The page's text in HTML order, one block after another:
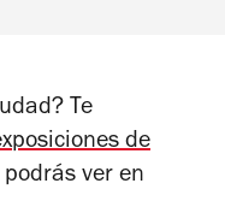
Te
de
ver en